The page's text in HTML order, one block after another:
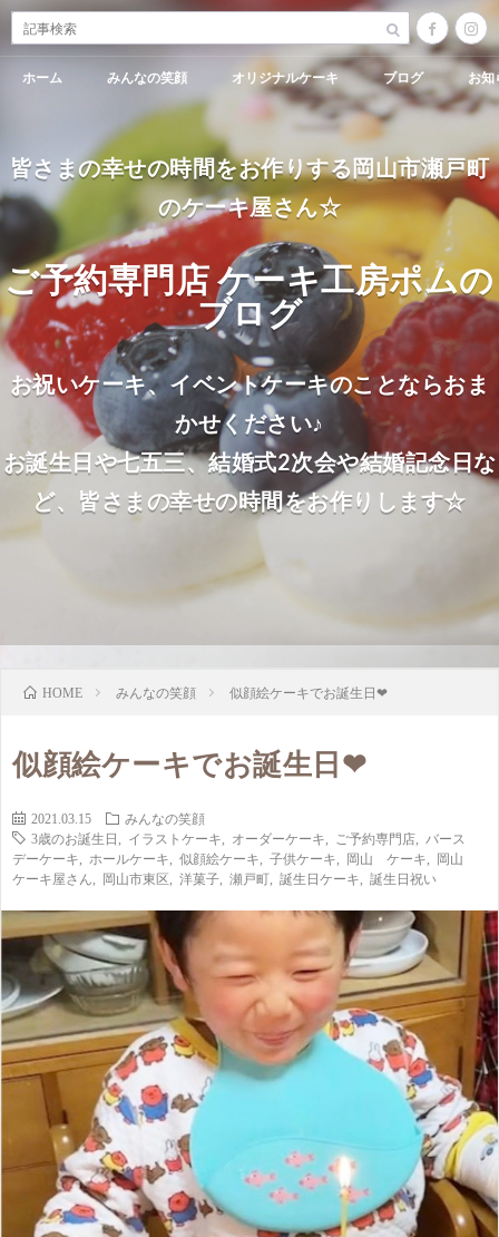
ホーム みんなの笑顔 オリジナルケーキ ブログ お知
皆さまの幸せの時間をお作りする岡山市瀬戸町
のケーキ屋さん☆
ご予約専門店 ケーキ工房ポムの
ブログ
お祝いケーキ、イベントケーキのことならおま
かせください♪
お誕生日や七五三、結婚式2次会や結婚記念日な
ど、皆さまの幸せの時間をお作りします☆
HOME みんなの笑顔 似顔絵ケーキでお誕生日❤
似顔絵ケーキでお誕生日❤
2021.03.15
みんなの笑顔
3歳のお誕生日
イラストケーキ オーダーケーキ ご予約専門店
バース
デーケーキ
ホールケーキ 似顔絵ケーキ 子供ケーキ 岡山 ケーキ
岡山
ケーキ屋さん
岡山市東区 洋菓子 瀬戸町 誕生日ケーキ 誕生日祝い